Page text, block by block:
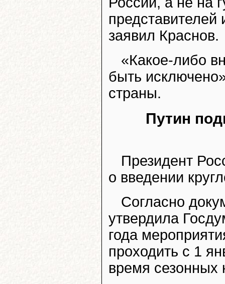
заявил Краснов.
«Какое-либо
быть
страны.
Путин
Президент
о введении
Согласно
утвердила
года
проходить с 1
время сезонных